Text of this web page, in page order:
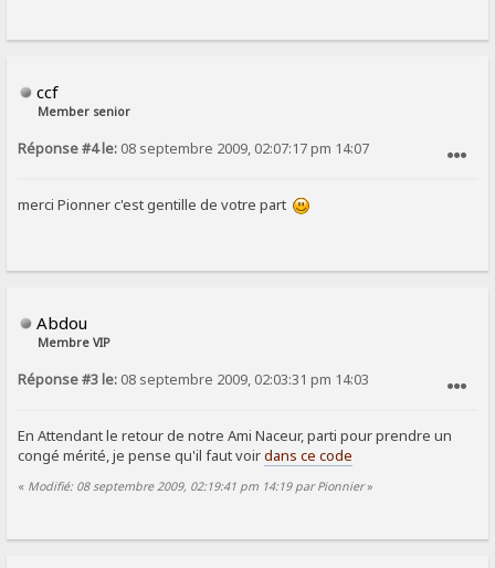
ccf
Member senior
Réponse #4 le: 08 septembre 2009, 02:07:17 pm 14:07
merci Pionner c'est gentille de votre part
Abdou
Membre VIP
Réponse #3 le: 08 septembre 2009, 02:03:31 pm 14:03
En Attendant le retour de notre Ami Naceur, parti pour prendre un
congé mérité, je pense qu'il faut voirdans ce code
« Modifié: 08 septembre 2009, 02:19:41 pm 14:19 par Pionnier»